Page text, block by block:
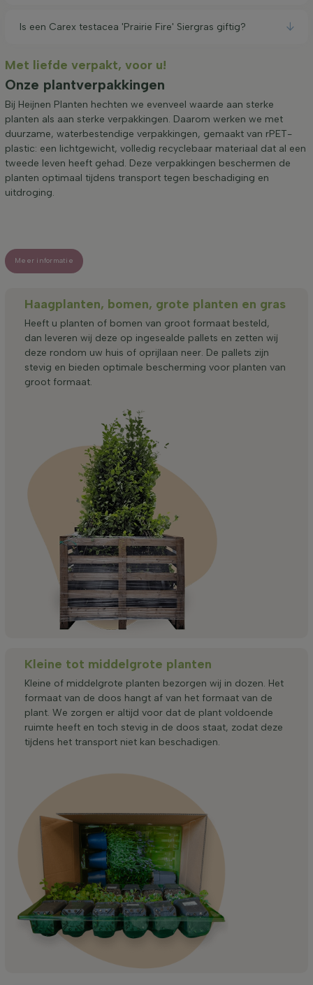
Is een Carex testacea 'Prairie Fire' Siergras giftig?
Met liefde verpakt, voor u!
Onze plantverpakkingen
Bij Heijnen Planten hechten we evenveel waarde aan sterke
planten als aan sterke verpakkingen. Daarom werken we met
duurzame, waterbestendige verpakkingen, gemaakt van rPET-
plastic: een lichtgewicht, volledig recyclebaar materiaal dat al een
tweede leven heeft gehad. Deze verpakkingen beschermen de
planten optimaal tijdens transport tegen beschadiging en
uitdroging.
Meer informatie
Haagplanten, bomen, grote planten en gras
Heeft u planten of bomen van groot formaat besteld,
dan leveren wij deze op ingesealde pallets en zetten wij
deze rondom uw huis of oprijlaan neer. De pallets zijn
stevig en bieden optimale bescherming voor planten van
groot formaat.
Kleine tot middelgrote planten
Kleine of middelgrote planten bezorgen wij in dozen. Het
formaat van de doos hangt af van het formaat van de
plant. We zorgen er altijd voor dat de plant voldoende
ruimte heeft en toch stevig in de doos staat, zodat deze
tijdens het transport niet kan beschadigen.